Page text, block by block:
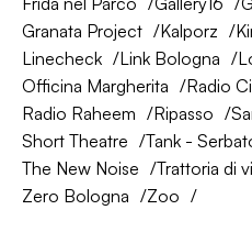
Granata Project
Kalporz
Linecheck
Link Bologna
Officina Margherita
Radio
Radio Raheem
Ripasso
Short Theatre
Tank -
The New Noise
Trattoria di
Zero Bologna
Zoo